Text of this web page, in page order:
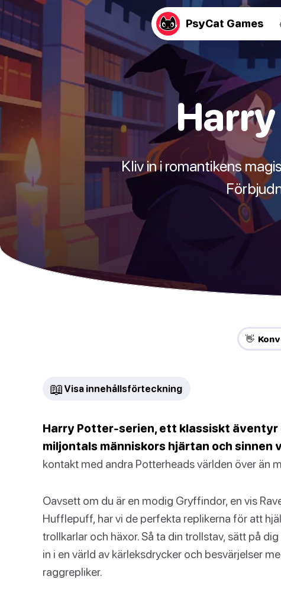
PsyCat Games
Kliv in i romantikens
👋
📖 Visa innehållsförteckning
Harry Potter-serien, ett klassiskt äventyr
miljontals människors hjärtan och sinnen
kontakt med andra Potterheads världen över än
Oavsett om du är en modig Gryffindor, en vis
Hufflepuff, har vi de perfekta replikerna för att
trollkarlar och häxor. Så ta din trollstav, sätt på
in i en värld av kärleksdrycker och besvärjelser
raggrepliker.